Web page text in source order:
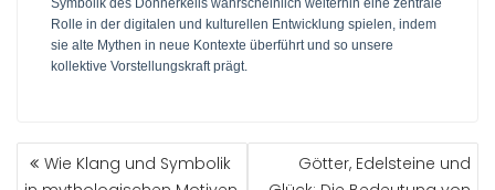
Symbolik des Donnerkeils wahrscheinlich weiterhin eine zentrale
Rolle in der digitalen und kulturellen Entwicklung spielen, indem
sie alte Mythen in neue Kontexte überführt und so unsere
kollektive Vorstellungskraft prägt.
Wie Klang und Symbolik
Götter, Edelsteine und